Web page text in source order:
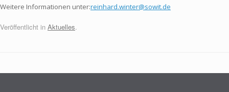
Weitere Informationen unter:reinhard.winter@sowit.de
Veröffentlicht in Aktuelles.